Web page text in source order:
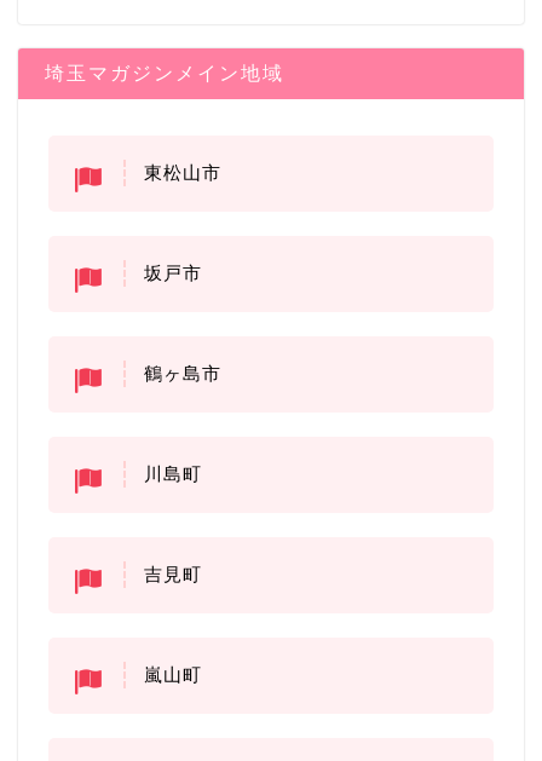
埼玉マガジンメイン地域
東松山市
坂戸市
鶴ヶ島市
川島町
吉見町
嵐山町